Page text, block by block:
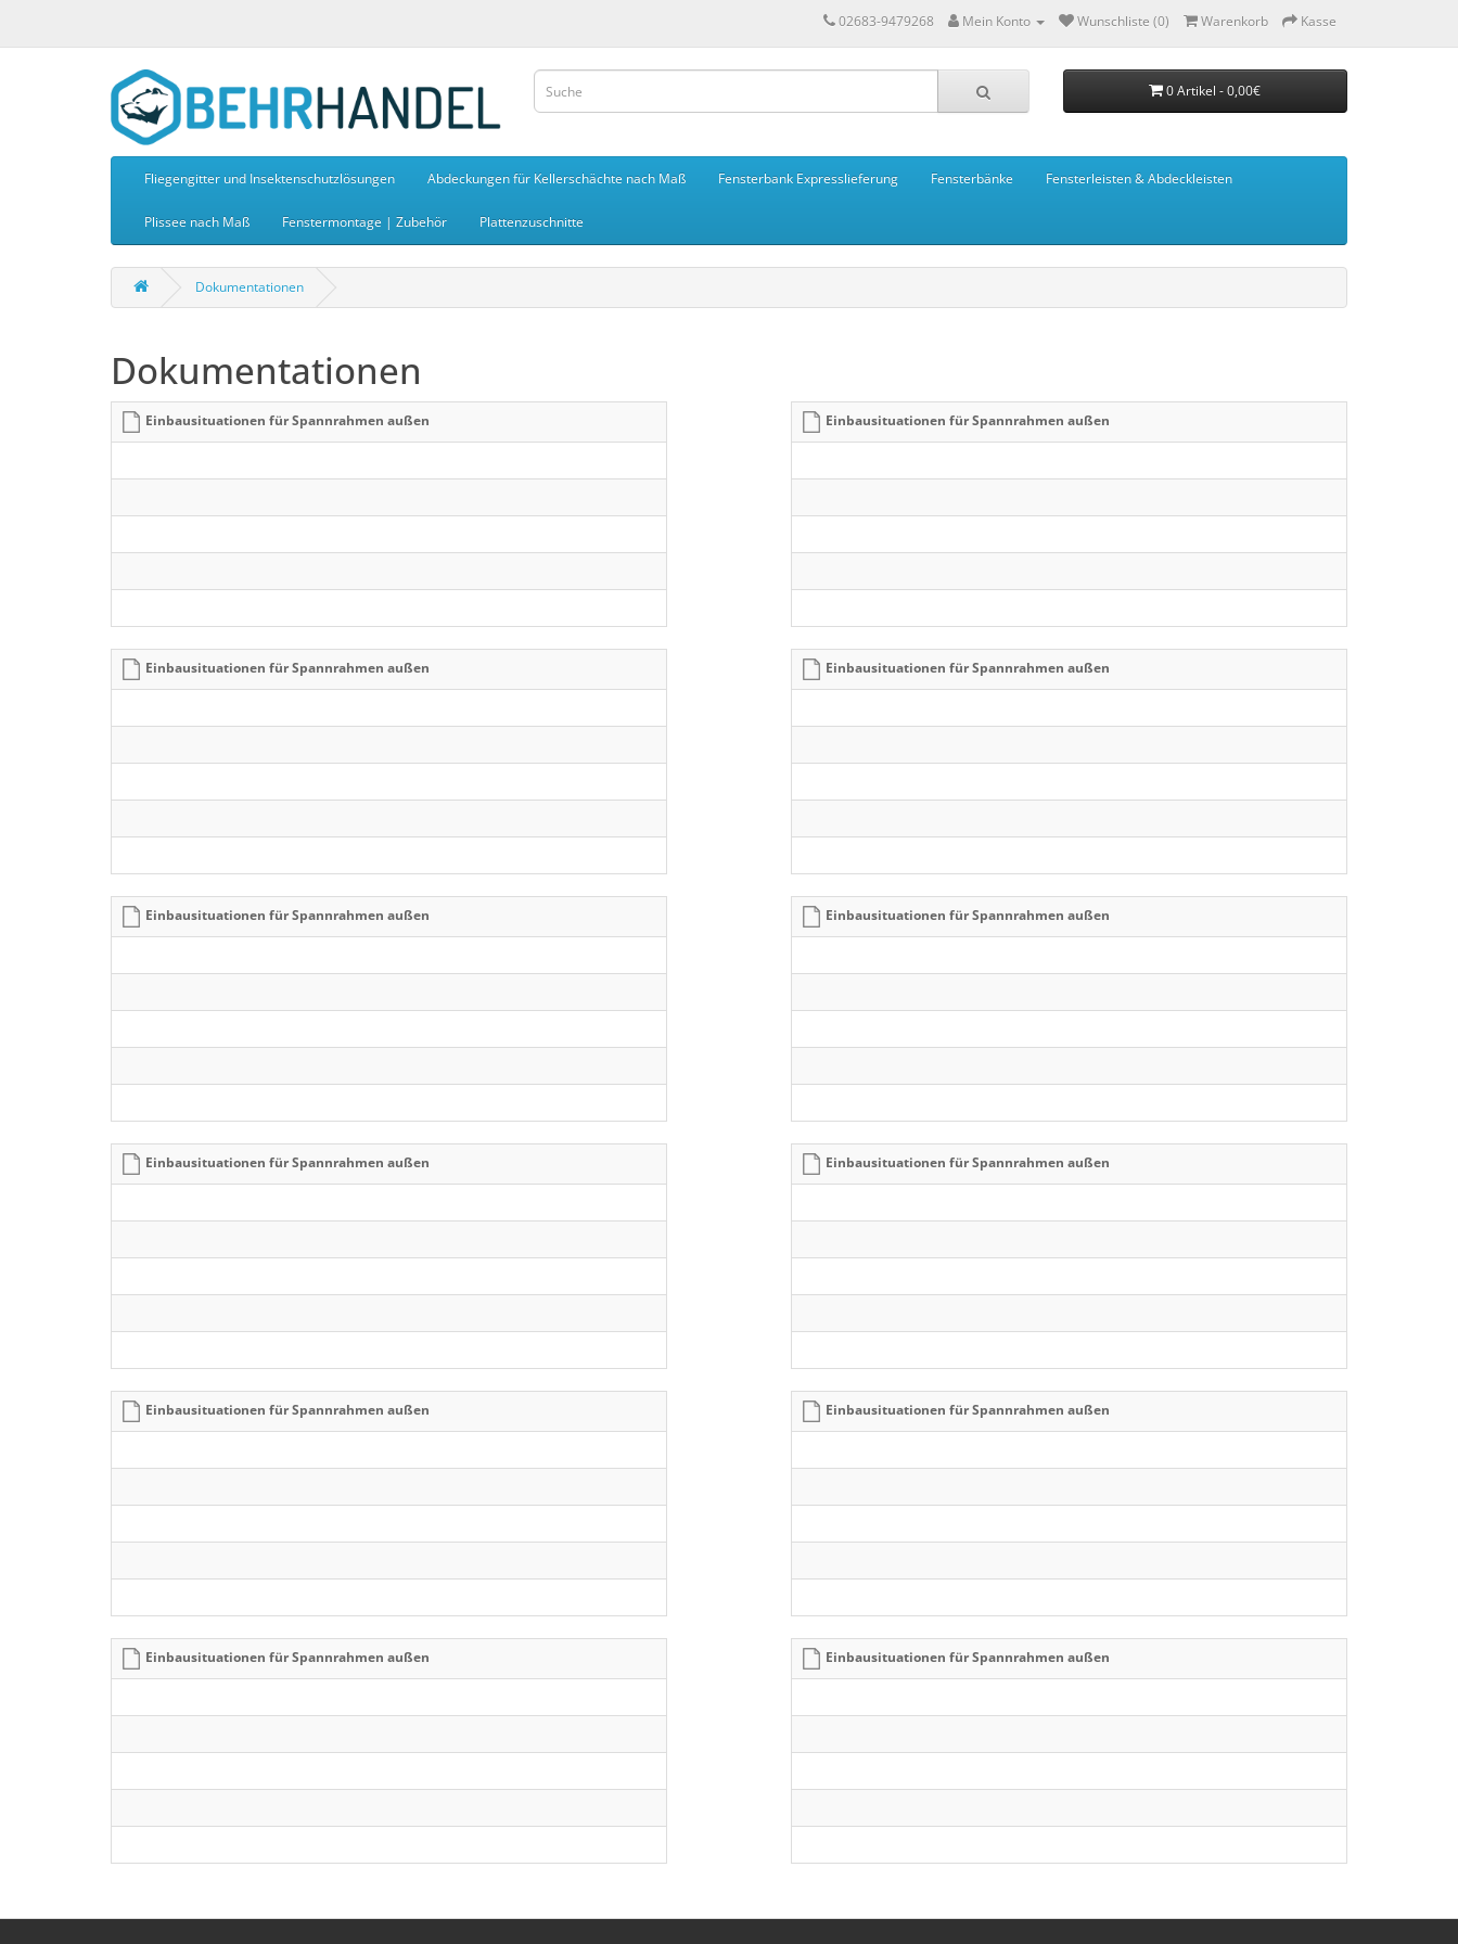
02683-9479268 Mein Konto Wunschliste (0) Warenkorb Kasse
0 Artikel - 0,00€
Fliegengitter und Insektenschutzlösungen Abdeckungen für Kellerschächte nach Maß Fensterbank Expresslieferung Fensterbänke Fensterleisten & Abdeckleisten
Plissee nach Maß Fenstermontage | Zubehör Plattenzuschnitte
Dokumentationen
Dokumentationen
Einbausituationen für Spannrahmen außen Einbausituationen für Spannrahmen außen
Einbausituationen für Spannrahmen außen Einbausituationen für Spannrahmen außen
Einbausituationen für Spannrahmen außen Einbausituationen für Spannrahmen außen
Einbausituationen für Spannrahmen außen Einbausituationen für Spannrahmen außen
Einbausituationen für Spannrahmen außen Einbausituationen für Spannrahmen außen
Einbausituationen für Spannrahmen außen Einbausituationen für Spannrahmen außen